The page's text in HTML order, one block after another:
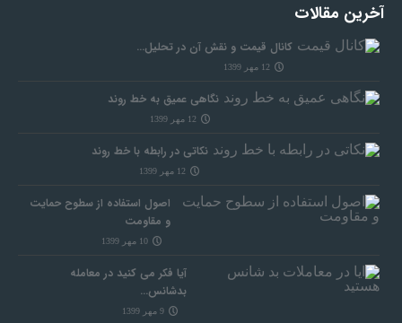
آخرین مقالات
کانال قیمت و نقش آن در تحلیل…
12 مهر 1399
نگاهی عمیق به خط روند
12 مهر 1399
نکاتی در رابطه با خط روند
12 مهر 1399
اصول استفاده از سطوح حمایت
و مقاومت
10 مهر 1399
آیا فکر می کنید در معامله
بدشانس…
9 مهر 1399